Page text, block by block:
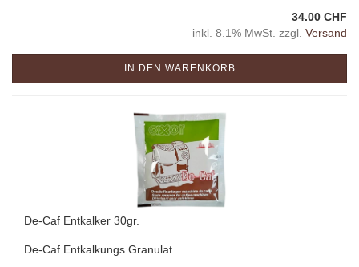
34.00 CHF
inkl. 8.1% MwSt. zzgl. Versand
IN DEN WARENKORB
De-Caf Entkalker 30gr.
De-Caf Entkalkungs Granulat